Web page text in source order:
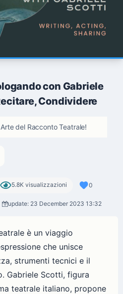
con Gabriele
Condividere
del Racconto Teatrale!
5.8K visualizzazioni 0
update: 23 December 2023 13:32
è un viaggio
che unisce
strumenti tecnici e il
Gabriele Scotti, figura
teatrale italiano, propone